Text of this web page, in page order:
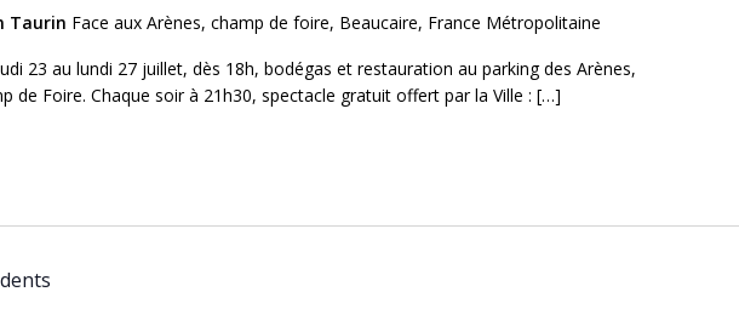
Taurin Face aux Arènes, champ de foire, Beaucaire, France Métropolitaine
23 au lundi 27 juillet, dès 18h, bodégas et restauration au parking des Arènes,
de Foire. Chaque soir à 21h30, spectacle gratuit offert par la Ville : […]